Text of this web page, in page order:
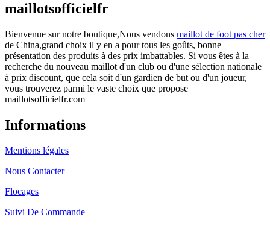
maillotsofficielfr
Bienvenue sur notre boutique,Nous vendons maillot de foot pas cher
de China,grand choix il y en a pour tous les goûts, bonne
présentation des produits à des prix imbattables. Si vous êtes à la
recherche du nouveau maillot d'un club ou d'une sélection nationale
à prix discount, que cela soit d'un gardien de but ou d'un joueur,
vous trouverez parmi le vaste choix que propose
maillotsofficielfr.com
Informations
Mentions légales
Nous Contacter
Flocages
Suivi De Commande